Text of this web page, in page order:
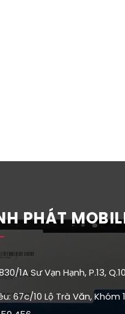
PHÁT
1A Sư Vạn Hạnh, P.13,
67c/10 Lộ Trà Văn, Khóm